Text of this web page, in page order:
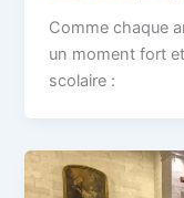
Comme chaque
un moment fort
scolaire :